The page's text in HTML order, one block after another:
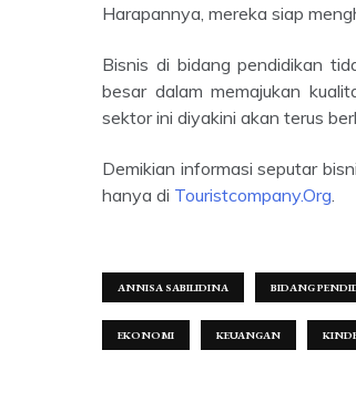
Harapannya, mereka siap
Bisnis di bidang pendidikan tidak hanya menawarkan peluang keuntungan, tetapi juga memberikan kontribusi
besar dalam memajukan
sektor ini diyakini akan terus
Demikian informasi seputar bisnis di bidang pendidikan. Untuk berita ekonomi, bisnis dan investasi terkini lainnya
hanya di Touristcompany.Org
ANNISA SABILIDINA BIDANG
EKONOMI KEUANGAN